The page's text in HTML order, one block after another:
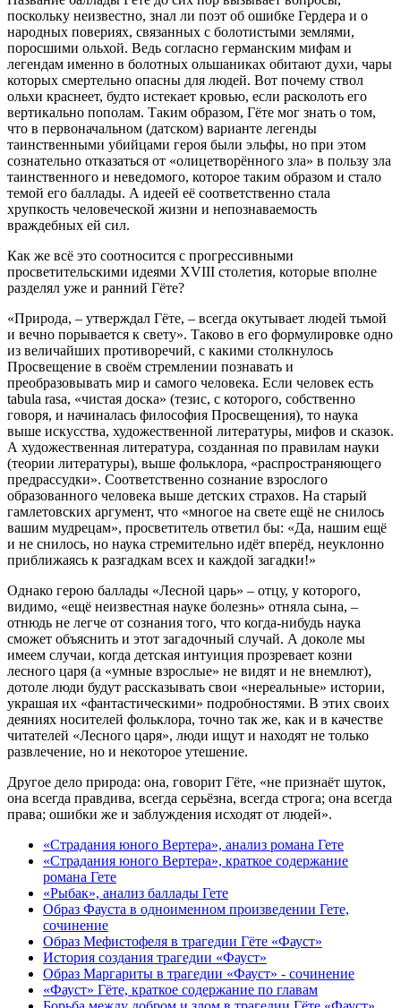
поскольку неизвестно, знал ли поэт об ошибке Гердера и о
народных повери‎ях, св‎язанных с болотистыми землями,
поросшими ольхой. Ведь согласно германским мифам и
легендам именно в болотных ольшаниках обитают духи, чары
которых смертельно опасны для людей. Вот почему ствол
ольхи краснеет, будто истекает кровь‎ю, если расколоть его
вертикально пополам. Таким образом, Гёте мог знать о том,
что в первоначальном (датском) варианте легенды
таинственными убийцами героя были эльфы, но при этом
сознательно отказаться от «олицетворённого зла» в пользу зла
таинственного и неведомого, которое таким образом и стало
темой его баллады. А идеей её соответственно стала
хрупкость человеческой жизни и непознаваемость
враждебных ей сил.
Как же всё это соотносится с прогрессивными
просветительскими идеями XVIII столетия, которые вполне
разделял уже и ранний Гёте?
«Природа, – утверждал Гёте, – всегда окутывает людей тьмой
и вечно порывается к свету». Таково в его формулировке одно
из величайших противоречий, с какими столкнулось
Просвещение в своём стремлении познавать и
преобразовывать мир и самого человека. Если человек есть
tabula rasa, «чистая доска» (тезис, с которого, собственно
говоря, и начиналась философия Просвещения), то наука
выше искусства, художественной литературы, мифов и сказок.
А художественная литература, созданная по правилам науки
(теории литературы), выше фольклора, «распространяющего
предрассудки». Соответственно сознание взрослого
образованного человека выше детских страхов. На старый
гамлетовских аргумент, что «многое на свете ещё не снилось
вашим мудрецам», просветитель ответил бы: «Да, нашим ещё
и не снилось, но наука стремительно идёт вперёд, неуклонно
приближаясь к разгадкам всех и каждой загадки!»
Однако герою баллады «Лесной царь» – отцу, у которого,
видимо, «ещё неизвестная науке болезнь» отняла сына, –
отнюдь не легче от сознания того, что когда-нибудь наука
сможет объяснить и этот загадочный случай. А доколе мы
имеем случаи, когда детская интуиция прозревает козни
лесного царя (а «умные взрослые» не видят и не внемлют),
дотоле люди будут рассказывать свои «нереальные» истории,
украшая их «фантастическими» подробностями. В этих своих
деяниях носителей фольклора, точно так же, как и в качестве
читателей «Лесного царя», люди ищут и находят не только
развлечение, но и некоторое утешение.
Другое дело природа: она, говорит Гёте, «не признаёт шуток,
она всегда правдива, всегда серьёзна, всегда строга; она всегда
права; ошибки же и заблуждения исходят от людей».
«Страдания юного Вертера», анализ романа Гете
«Страдания юного Вертера», краткое содержание
романа Гете
«Рыбак», анализ баллады Гете
Образ Фауста в одноименном произведении Гете,
сочинение
Образ Мефистофеля в трагедии Гёте «Фауст»
История создания трагедии «Фауст»
Образ Маргариты в трагедии «Фауст» - сочинение
«Фауст» Гёте, краткое содержание по главам